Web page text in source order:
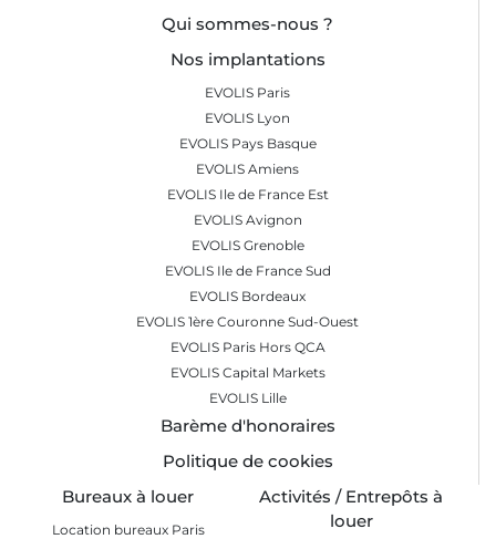
Qui sommes-nous ?
Nos implantations
EVOLIS Paris
EVOLIS Lyon
EVOLIS Pays Basque
EVOLIS Amiens
EVOLIS Ile de France Est
EVOLIS Avignon
EVOLIS Grenoble
EVOLIS Ile de France Sud
EVOLIS Bordeaux
EVOLIS 1ère Couronne Sud-Ouest
EVOLIS Paris Hors QCA
EVOLIS Capital Markets
EVOLIS Lille
Barème d'honoraires
Politique de cookies
Bureaux à louer
Location bureaux Paris
Activités / Entrepôts à
louer